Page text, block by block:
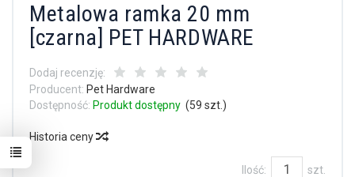
Metalowa ramka 20 mm
[czarna] PET HARDWARE
Dodaj recenzję:
Producent: Pet Hardware
Dostępność: Produkt dostępny (59 szt.)
Historia ceny
Ilość: szt.